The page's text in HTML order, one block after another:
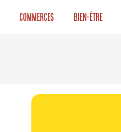
Commerces Bien-être